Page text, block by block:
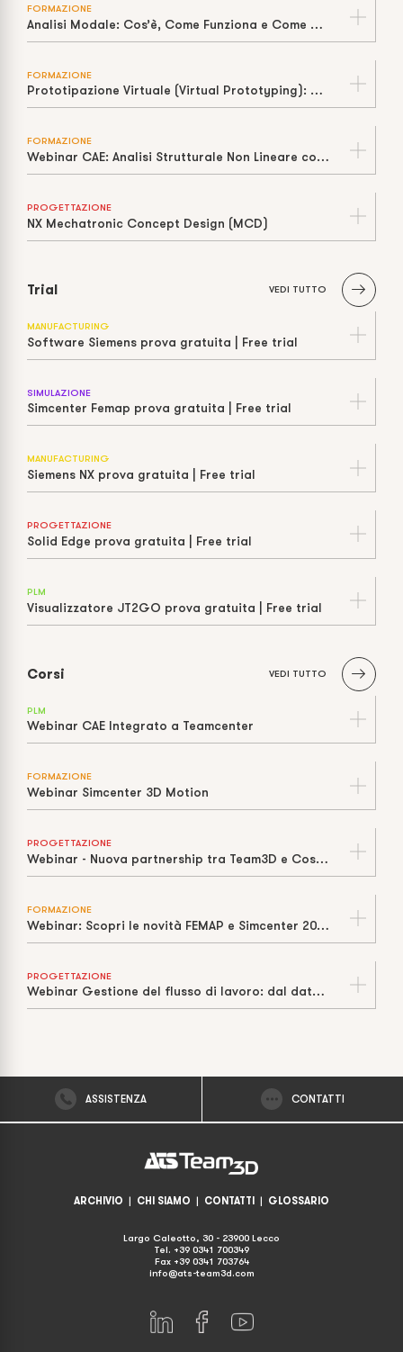
FORMAZIONE
Analisi Modale: Cos’è, Come Funziona e Come Prevenire la Risonanza
FORMAZIONE
Prototipazione Virtuale (Virtual Prototyping): Cos’è, Come Funziona e Perché Riduce Tempi e Costi
FORMAZIONE
Webinar CAE: Analisi Strutturale Non Lineare con Siemens Nastran
PROGETTAZIONE
NX Mechatronic Concept Design (MCD)
Trial VEDI TUTTO
MANUFACTURING
Software Siemens prova gratuita | Free trial
SIMULAZIONE
Simcenter Femap prova gratuita | Free trial
MANUFACTURING
Siemens NX prova gratuita | Free trial
PROGETTAZIONE
Solid Edge prova gratuita | Free trial
PLM
Visualizzatore JT2GO prova gratuita | Free trial
Corsi VEDI TUTTO
PLM
Webinar CAE Integrato a Teamcenter
FORMAZIONE
Webinar Simcenter 3D Motion
PROGETTAZIONE
Webinar - Nuova partnership tra Team3D e Cosmos Italia
FORMAZIONE
Webinar: Scopri le novità FEMAP e Simcenter 2021 con Cosmos Italia
PROGETTAZIONE
Webinar Gestione del flusso di lavoro: dal dato CAD all’officina
ASSISTENZA CONTATTI
ARCHIVIO | CHI SIAMO | CONTATTI | GLOSSARIO
Largo Caleotto, 30 - 23900 Lecco
Tel. +39 0341 700349
Fax +39 0341 703764
info@ats-team3d.com